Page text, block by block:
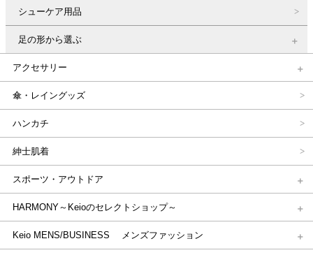
シューケア用品
足の形から選ぶ
アクセサリー
傘・レイングッズ
ハンカチ
紳士肌着
スポーツ・アウトドア
HARMONY～Keioのセレクトショップ～
Keio MENS/BUSINESS メンズファッション